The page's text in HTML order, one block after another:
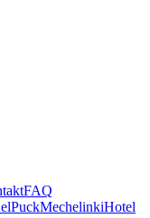
FAQ
PuckMechelinkiHotel